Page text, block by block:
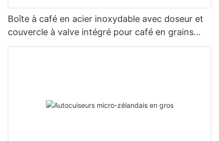
Boîte à café en acier inoxydable avec doseur et
couvercle à valve intégré pour café en grains
1,2/1,5/1,8 l